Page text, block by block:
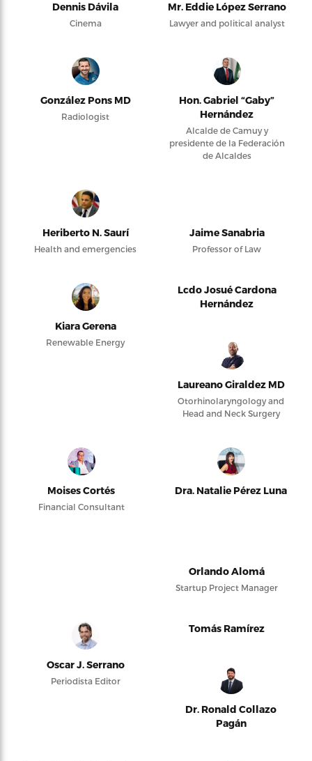
Dennis Dávila
Cinema
Mr. Eddie López Serrano
Lawyer and political analyst
González Pons MD
Radiologist
Hon. Gabriel “Gaby”
Hernández
Alcalde de Camuy y
presidente de la Federación
de Alcaldes
Heriberto N. Saurí
Health and emergencies
Jaime Sanabria
Professor of Law
Kiara Gerena
Renewable Energy
Lcdo Josué Cardona
Hernández
Laureano Giraldez MD
Otorhinolaryngology and
Head and Neck Surgery
Moises Cortés
Financial Consultant
Dra. Natalie Pérez Luna
Orlando Alomá
Startup Project Manager
Oscar J. Serrano
Periodista Editor
Tomás Ramírez
Dr. Ronald Collazo
Pagán